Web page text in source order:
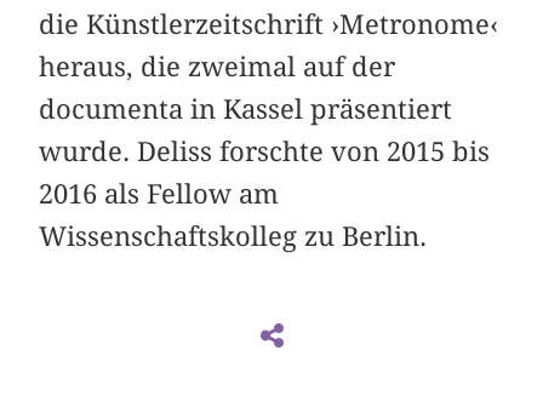
die Künstlerzeitschrift ›Metronome‹
heraus, die zweimal auf der
documenta in Kassel präsentiert
wurde. Deliss forschte von 2015 bis
2016 als Fellow am
Wissenschaftskolleg zu Berlin.